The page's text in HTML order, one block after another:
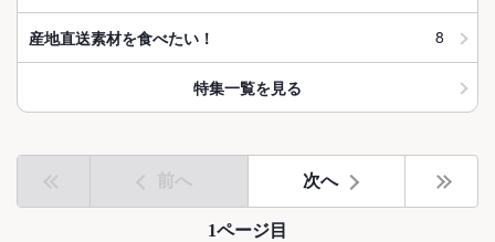
産地直送素材を食べたい！ 8
特集一覧を見る
前へ 次へ
1ページ目